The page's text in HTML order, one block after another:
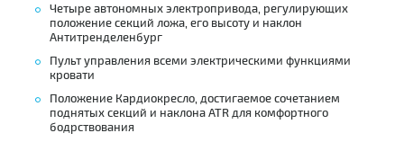
Четыре автономных электропривода, регулирующих
положение секций ложа, его высоту и наклон
Антитренделенбург
Пульт управления всеми электрическими функциями
кровати
Положение Кардиокресло, достигаемое сочетанием
поднятых секций и наклона ATR для комфортного
бодрствования